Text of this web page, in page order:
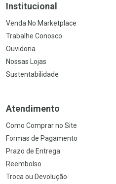
Institucional
Venda No Marketplace
Trabalhe Conosco
Ouvidoria
Nossas Lojas
Sustentabilidade
Atendimento
Como Comprar no Site
Formas de Pagamento
Prazo de Entrega
Reembolso
Troca ou Devolução